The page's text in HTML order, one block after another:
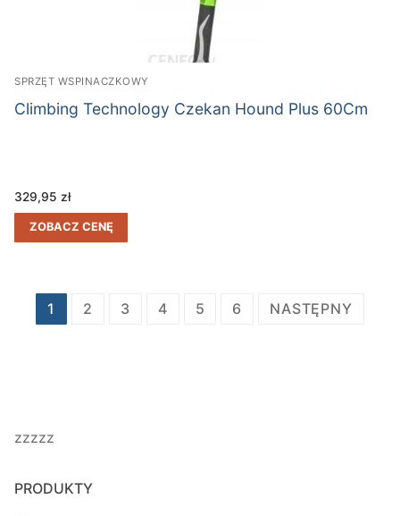
SPRZĘT WSPINACZKOWY
Climbing Technology Czekan Hound Plus 60Cm
329,95 zł
ZOBACZ CENĘ
Stronicowanie
1 2 3 4 5 6 NASTĘPNY
zzzzz
PRODUKTY